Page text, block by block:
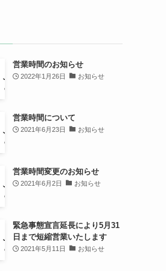
営業時間のお知らせ
2022年1月26日 お知らせ
営業時間について
2021年6月23日 お知らせ
営業時間変更のお知らせ
2021年6月2日 お知らせ
緊急事態宣言延長により5月31
日まで短縮営業いたします
2021年5月11日 お知らせ